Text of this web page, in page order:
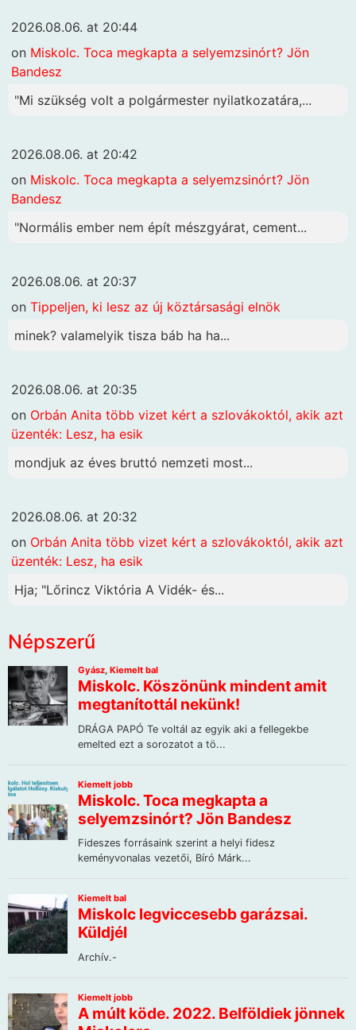
2026.08.06. at 20:44
on Miskolc. Toca megkapta a selyemzsinórt? Jön
Bandesz
"Mi szükség volt a polgármester nyilatkozatára,...
2026.08.06. at 20:42
on Miskolc. Toca megkapta a selyemzsinórt? Jön
Bandesz
"Normális ember nem épít mészgyárat, cement...
2026.08.06. at 20:37
on Tippeljen, ki lesz az új köztársasági elnök
minek? valamelyik tisza báb ha ha...
2026.08.06. at 20:35
on Orbán Anita több vizet kért a szlovákoktól, akik azt
üzenték: Lesz, ha esik
mondjuk az éves bruttó nemzeti most...
2026.08.06. at 20:32
on Orbán Anita több vizet kért a szlovákoktól, akik azt
üzenték: Lesz, ha esik
Hja; "Lőrincz Viktória A Vidék- és...
Népszerű